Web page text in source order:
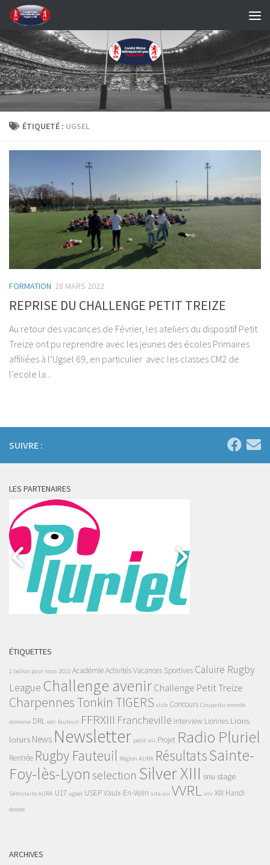
Skip to content
ÉTIQUETÉ : UGSEL
FORMATION 28 MARS 2022
REPRISE DU CHALLENGE PETIT TREIZE
Au retour des vacances de Février, les ateliers du dispositif Petit
Treize ont pu reprendre avec les jeunes des écoles Primaires
affiliées à l’Ugsel 69, en particulier avec les classes CM2 de
l’ecole la...
SUIVRE :
LES PARTENAIRES
ÉTIQUETTES
1 ballon pour tous 2022 AcadémieActivités Vacances Sportives Caluire Rugby
League Challenge avenirChallenge Petit Treize
Charpennes Tonkin TIGERS club Concours Coupe du monde
domene DRL edr fauteuil FFRXIII Francheville Interview Lionnes Lions
loisirs News Newsletter petit xiii Projet Radio Pluriel
Rentrée Rugby Fauteuil Région AURA RésultatsSainte-
Foy-lès-Lyon selection Silver XIII snu stage
Séminaire AURA U17 ugsel USEPVaulx-En-Velin vita xiii VVRL vvv XIII Handi
écoles
ARCHIVES